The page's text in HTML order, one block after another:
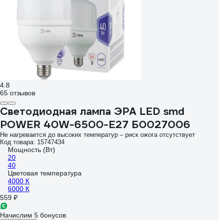
4.8
65 отзывов
Светодиодная лампа ЭРА LED smd
POWER 40W-6500-E27 Б0027006
Не нагревается до высоких температур – риск ожога отсутствует
Код товара: 15747434
Мощность (Вт)
20
40
Цветовая температура
4000 К
6000 К
559 ₽
Начислим 5 бонусов